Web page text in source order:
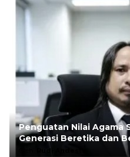
Penguatan Nilai Agama
Generasi Beretika dan
Rudi Andesta